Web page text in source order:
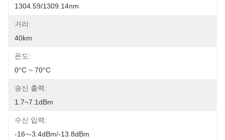
1304.59/1309.14nm
거리:
40km
온도:
0°C ~ 70°C
송신 출력:
1.7~7.1dBm
수신 입력:
-16~-3.4dBm/-13.8dBm